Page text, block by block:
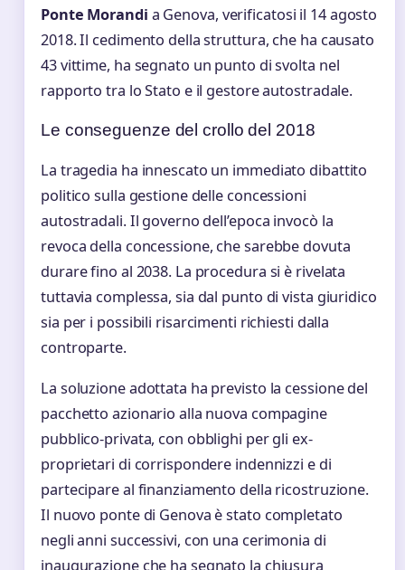
Ponte Morandi a Genova, verificatosi il 14 agosto
2018. Il cedimento della struttura, che ha causato
43 vittime, ha segnato un punto di svolta nel
rapporto tra lo Stato e il gestore autostradale.
Le conseguenze del crollo del 2018
La tragedia ha innescato un immediato dibattito
politico sulla gestione delle concessioni
autostradali. Il governo dell’epoca invocò la
revoca della concessione, che sarebbe dovuta
durare fino al 2038. La procedura si è rivelata
tuttavia complessa, sia dal punto di vista giuridico
sia per i possibili risarcimenti richiesti dalla
controparte.
La soluzione adottata ha previsto la cessione del
pacchetto azionario alla nuova compagine
pubblico-privata, con obblighi per gli ex-
proprietari di corrispondere indennizzi e di
partecipare al finanziamento della ricostruzione.
Il nuovo ponte di Genova è stato completato
negli anni successivi, con una cerimonia di
inaugurazione che ha segnato la chiusura